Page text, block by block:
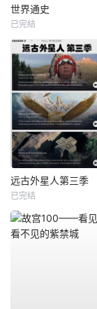
世界通史
已完结
远古外星人第三季
已完结